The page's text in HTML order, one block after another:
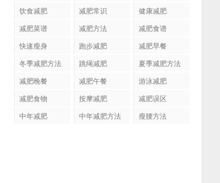
饮食减肥
减肥常识
健康减肥
减肥菜谱
减肥方法
减肥食谱
快速瘦身
跑步减肥
减肥早餐
冬季减肥方法
跳绳减肥
夏季减肥方法
减肥晚餐
减肥午餐
游泳减肥
减肥食物
按摩减肥
减肥误区
中年减肥
中年减肥方法 瘦腰方法